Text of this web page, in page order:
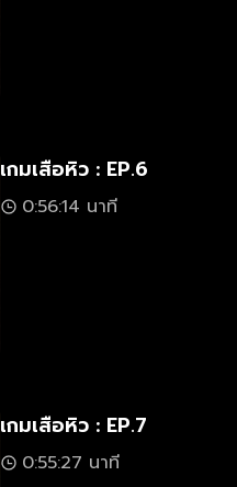
เกมเสือหิว : EP.6
0:56:14 นาที
เกมเสือหิว : EP.7
0:55:27 นาที